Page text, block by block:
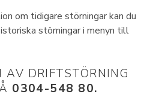
om tidigare störningar kan du
störningar i menyn till
DRIFTSTÖRNING
0304-548 80.